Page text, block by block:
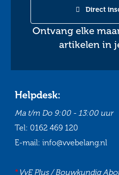
Ontvang elke
artikelen in
Direct
Helpdesk:
Ma t/m Do 9:00 - 13:00 uur
Tel: 0162 469 120
E-mail: info@vvebelang.nl
*VvE Plus / Bouwkundig